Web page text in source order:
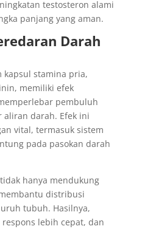
testosteron alami
panjang yang aman.
Darah
kapsul stamina pria,
memiliki efek
pembuluh
darah. Efek ini
vital, termasuk sistem
pada pasokan darah
hanya mendukung
distribusi
tubuh. Hasilnya,
lebih cepat, dan